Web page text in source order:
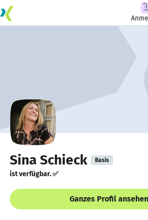
Sina Schieck Basis
ist verfügbar. ✅
Ganzes Profil ansehen